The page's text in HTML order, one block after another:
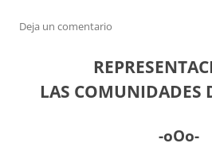
Deja un comentario
LAS COMUNIDADES
-oOo-